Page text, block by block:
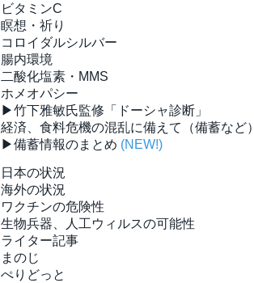
ビタミンC
瞑想・祈り
コロイダルシルバー
腸内環境
二酸化塩素・MMS
ホメオパシー
▶竹下雅敏氏監修「ドーシャ診断」
経済、食料危機の混乱に備えて（備蓄など）
▶備蓄情報のまとめ (NEW!)
日本の状況
海外の状況
ワクチンの危険性
生物兵器、人工ウィルスの可能性
ライター記事
まのじ
ぺりどっと